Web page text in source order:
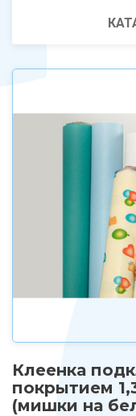
Клеенка
покрытием
(мишки на